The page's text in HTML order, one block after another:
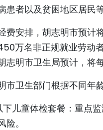
患者以及贫困地区居民
费安排，胡志明市预计
万名非正规就业劳动
志明市卫生局预计，将
市卫生部门根据不同年
下儿童体检套餐：重点
险。